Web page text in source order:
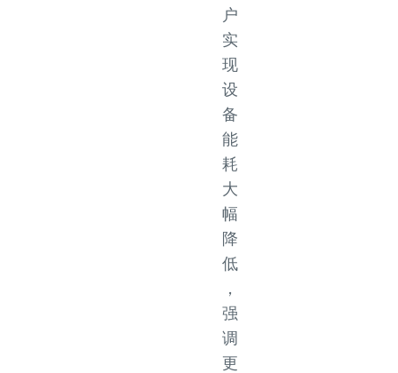
户
实
现
设
备
能
耗
大
幅
降
低
，
强
调
更